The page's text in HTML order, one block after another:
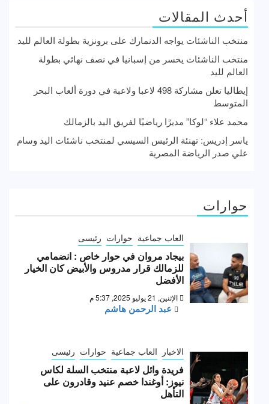
أحدث المقالات
منتخب الناشئات يواجه الدنمارك على برونزية بطولة العالم لليد
منتخب الناشئات يخسر من إسبانيا في نصف نهائي بطولة
العالم لليد
إيطاليا تعلن مشاركة 498 لاعبا ولاعبة في دورة ألعاب البحر
المتوسط
محمد علاء “لوكا” مديرًا رياضيًا لفريق اليد بالزمالك
ياسر إدريس: تهنئة الرئيس السيسي لمنتخب ناشئات اليد وسام
علي صدر الرياضة المصرية
حوارات
العاب جماعية حوارات رئيسى
بيجاد مروان في حوار خاص : انضمامي
للزمالك قرار مدروس والأبيض كان الخيار
الأفضل
الإثنين, 21 يوليو 2025, 5:37 م
عبد الرحمن هاشم
الاخبار العاب جماعية حوارات رئيسى
فريدة وائل لاعبة منتخب السلة لكاس
نيوز: أوغندا خصم عنيد وقادرون على
التأهل